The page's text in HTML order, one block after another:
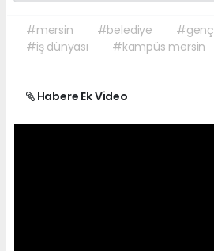
#mersin #belediye #genç
#iş dünyası
#kampüs mersin
Habere Ek Video